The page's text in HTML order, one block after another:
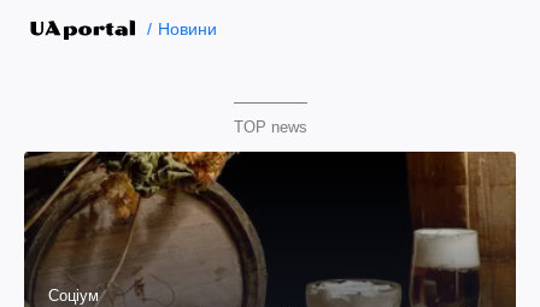
Новини
TOP news
Соціум